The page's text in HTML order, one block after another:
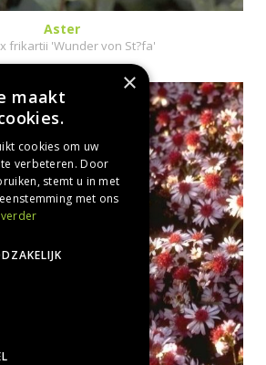
Aster
frikartii 'Wunder von St?fa'
×
maakt
cookies om uw
verbeteren. Door
stemt u in met
met ons